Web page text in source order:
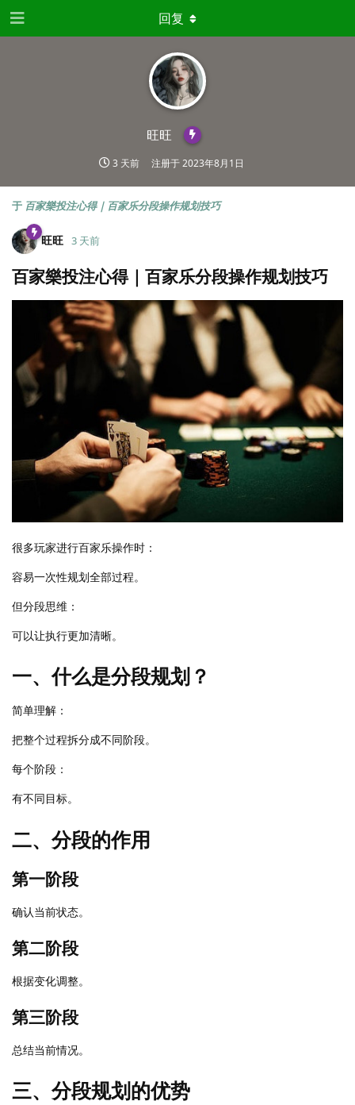
旺旺
3 天前 注册于2023年8月1日
回复
于 百家樂投注心得｜百家乐分段操作规划技巧
旺旺 3 天前
百家樂投注心得｜百家乐分段操作规划技巧
很多玩家进行百家乐操作时：
容易一次性规划全部过程。
但分段思维：
可以让执行更加清晰。
一、什么是分段规划？
简单理解：
把整个过程拆分成不同阶段。
每个阶段：
有不同目标。
二、分段的作用
第一阶段
确认当前状态。
第二阶段
根据变化调整。
第三阶段
总结当前情况。
三、分段规划的优势